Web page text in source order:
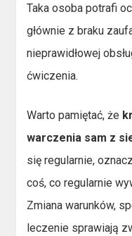
Taka osoba potrafi
głównie z braku
nieprawidłowej
ćwiczenia.
Warto pamiętać, że
warczenia sam z
się regularnie,
coś, co regularnie
Zmiana warunków,
leczenie sprawiają